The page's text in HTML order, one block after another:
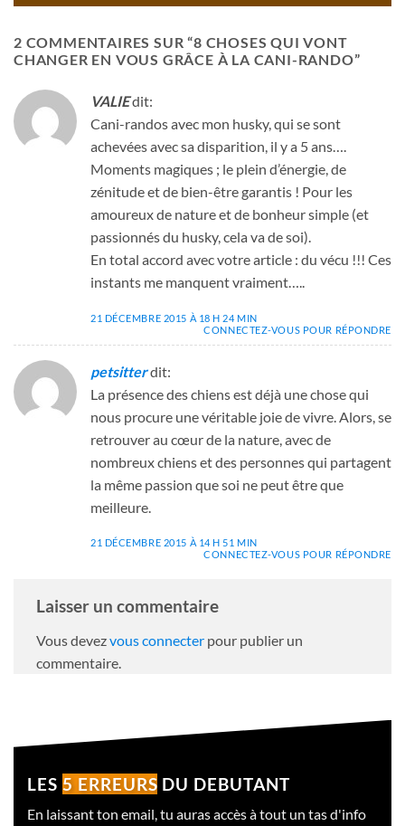
2 COMMENTAIRES SUR “8 CHOSES QUI VONT
CHANGER EN VOUS GRÂCE À LA CANI-RANDO”
VALIEdit:
Cani-randos avec mon husky, qui se sont
achevées avec sa disparition, il y a 5 ans….
Moments magiques ; le plein d’énergie, de
zénitude et de bien-être garantis ! Pour les
amoureux de nature et de bonheur simple (et
passionnés du husky, cela va de soi).
En total accord avec votre article : du vécu !!! Ces
instants me manquent vraiment…..
21 DÉCEMBRE 2015 À 18 H 24 MIN
CONNECTEZ-VOUS POUR RÉPONDRE
petsitterdit:
La présence des chiens est déjà une chose qui
nous procure une véritable joie de vivre. Alors, se
retrouver au cœur de la nature, avec de
nombreux chiens et des personnes qui partagent
la même passion que soi ne peut être que
meilleure.
21 DÉCEMBRE 2015 À 14 H 51 MIN
CONNECTEZ-VOUS POUR RÉPONDRE
Laisser un commentaire
Vous devezvous connecter pour publier un
commentaire.
LES 5 ERREURS DU DEBUTANT
En laissant ton email, tu auras accès à tout un tas d'info